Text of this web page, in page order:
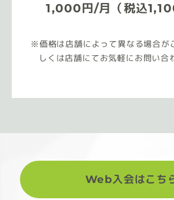
1,000円/月（税込
価格は店舗によって異なる場合が
しくは店舗にてお気軽にお問い合
Web入会はこち